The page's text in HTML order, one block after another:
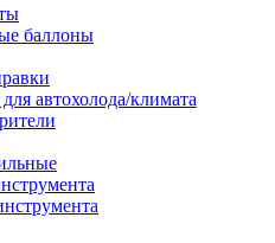
баллоны
автохолода/климата